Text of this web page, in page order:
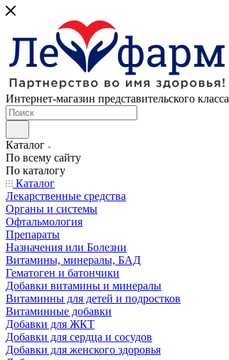
Интернет-магазин представительского класса
Каталог
По всему сайту
По каталогу
Каталог
Лекарственные средства
Органы и системы
Офтальмология
Препараты
Назначения или Болезни
Витамины, минералы, БАД
Гематоген и батончики
Добавки витамины и минералы
Витаминны для детей и подростков
Витаминные добавки
Добавки для ЖКТ
Добавки для сердца и сосудов
Добавки для женского здоровья